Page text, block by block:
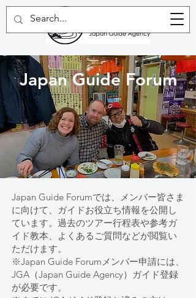
Japan Guide Forum
Japan Guide Forumでは、メンバー皆さま
に向けて、ガイドお役立ち情報を公開し
ています。過去のツアー行程表や参考ガ
イド教本、よくあるご質問などが閲覧い
ただけます。
※Japan Guide Forumメンバー申請には、
JGA（Japan Guide Agency）ガイド登録
が必要です。